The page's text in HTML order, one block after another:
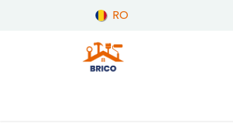
RO